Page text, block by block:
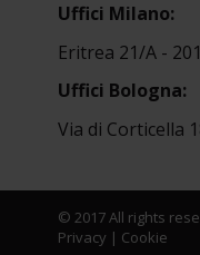
Uffici Milano:
Eritrea 21/A -
Uffici Bologna:
Via di Corticella
© 2017 All rights
Privacy | Cookie